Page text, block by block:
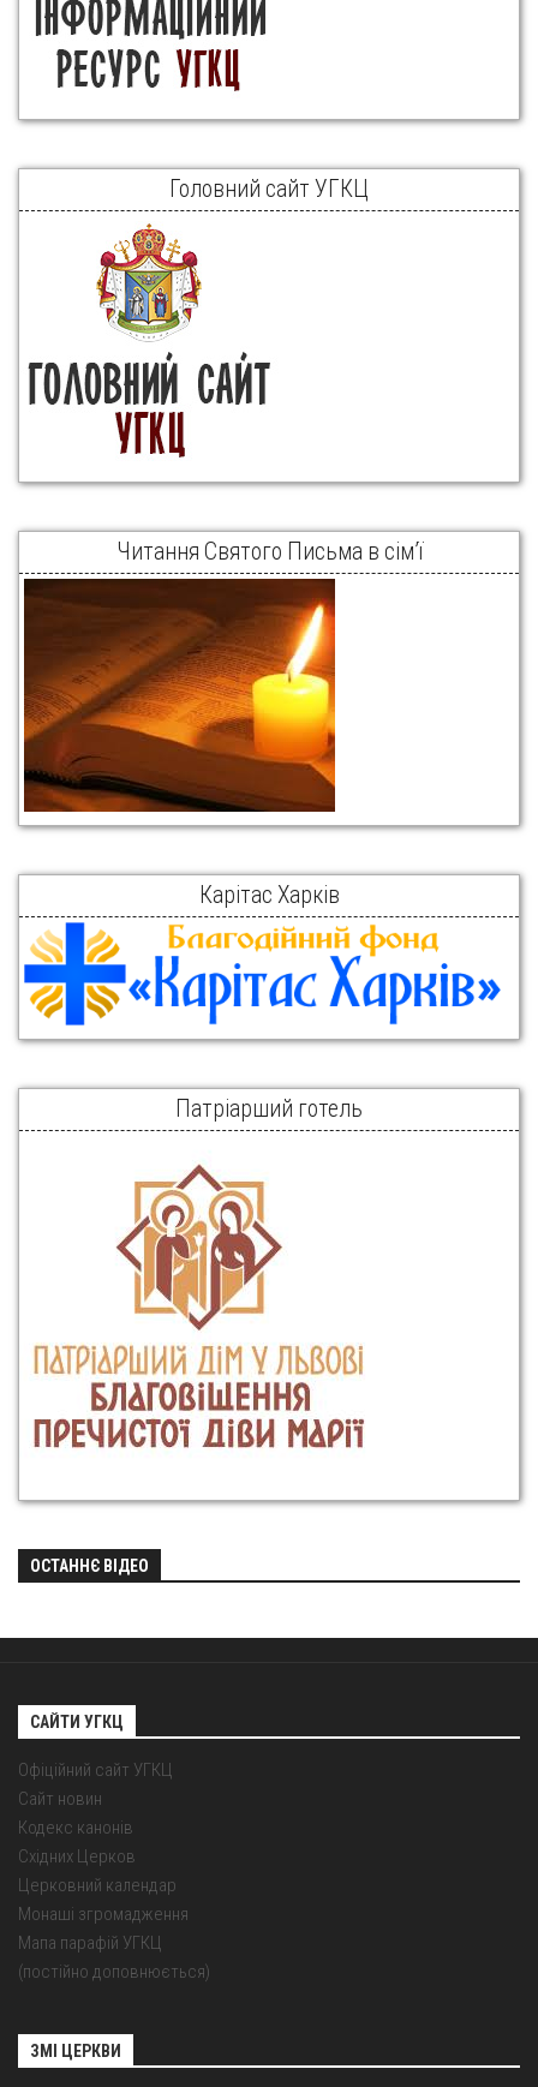
Головний сайт УГКЦ
Читання Святого Письма в сім’ї
Карітас Харків
Патріарший готель
ОСТАННЄ ВІДЕО
САЙТИ УГКЦ
Офіційний сайт УГКЦ
Сайт новин
Кодекс канонів
Східних Церков
Церковний календар
Монаші згромадження
Мапа парафій УГКЦ
(постійно доповнюється)
ЗМІ ЦЕРКВИ